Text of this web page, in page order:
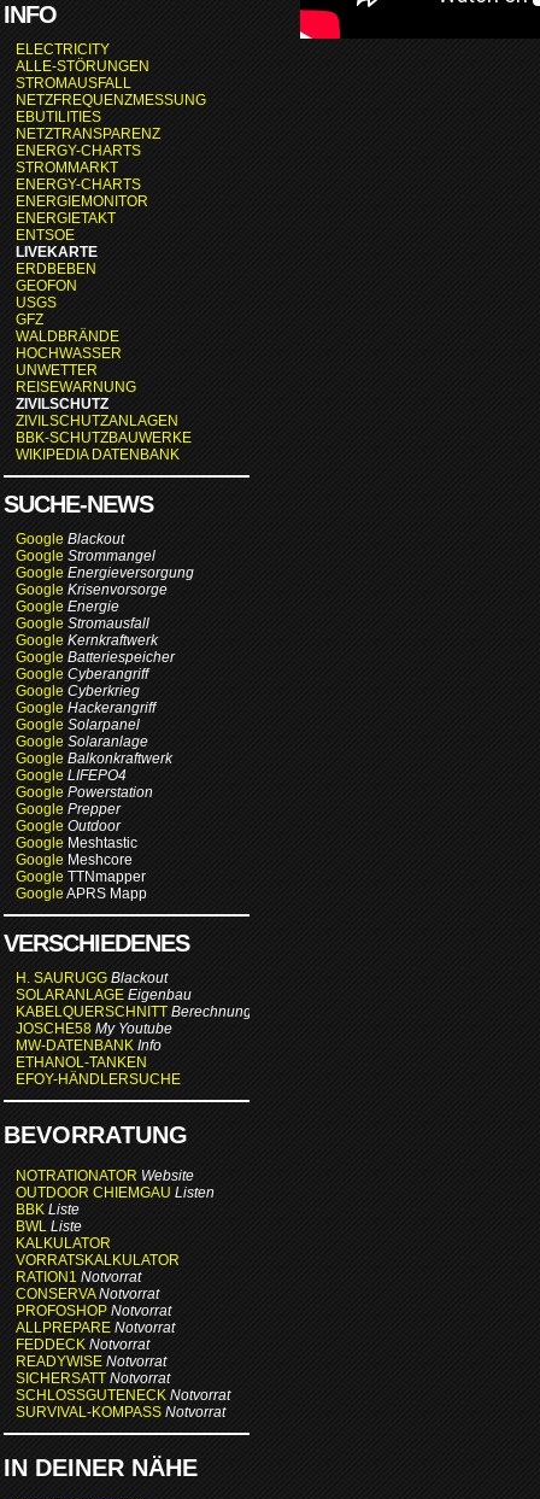
INFO
ELECTRICITY
ALLE-STÖRUNGEN
STROMAUSFALL
NETZFREQUENZMESSUNG
EBUTILITIES
NETZTRANSPARENZ
ENERGY-CHARTS
STROMMARKT
ENERGY-CHARTS
ENERGIEMONITOR
ENERGIETAKT
ENTSOE
LIVEKARTE
ERDBEBEN
GEOFON
USGS
GFZ
WALDBRÄNDE
HOCHWASSER
UNWETTER
REISEWARNUNG
ZIVILSCHUTZ
ZIVILSCHUTZANLAGEN
BBK-SCHUTZBAUWERKE
WIKIPEDIA DATENBANK
SUCHE-NEWS
Google Blackout
Google Strommangel
Google Energieversorgung
Google Krisenvorsorge
Google Energie
Google Stromausfall
Google Kernkraftwerk
Google Batteriespeicher
Google Cyberangriff
Google Cyberkrieg
Google Hackerangriff
Google Solarpanel
Google Solaranlage
Google Balkonkraftwerk
Google LIFEPO4
Google Powerstation
Google Prepper
Google Outdoor
Google Meshtastic
Google Meshcore
Google TTNmapper
Google APRS Mapp
VERSCHIEDENES
H. SAURUGG Blackout
SOLARANLAGE Eigenbau
KABELQUERSCHNITT Berechnung
JOSCHE58 My Youtube
MW-DATENBANK Info
ETHANOL-TANKEN
EFOY-HÄNDLERSUCHE
BEVORRATUNG
NOTRATIONATOR Website
OUTDOOR CHIEMGAU Listen
BBK Liste
BWL Liste
KALKULATOR
VORRATSKALKULATOR
RATION1 Notvorrat
CONSERVA Notvorrat
PROFOSHOP Notvorrat
ALLPREPARE Notvorrat
FEDDECK Notvorrat
READYWISE Notvorrat
SICHERSATT Notvorrat
SCHLOSSGUTENECK Notvorrat
SURVIVAL-KOMPASS Notvorrat
IN DEINER NÄHE